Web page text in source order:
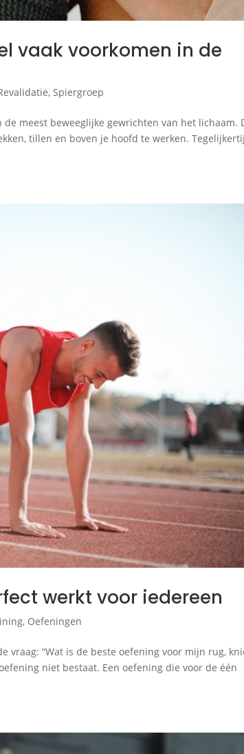
vaak voorkomen in de
,Spiergroep
meest beweeglijke gewrichten van het lichaam.
tillen en boven je hoofd te werken.
werkt voor iedereen
, Oefeningen
vraag: “Wat is de beste oefening voor mijn rug,
niet bestaat. Een oefening die voor de één